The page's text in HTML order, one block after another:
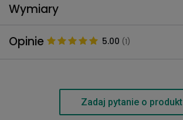
Wymiary
Opinie 5.00 (1)
Zadaj pytanie o produkt